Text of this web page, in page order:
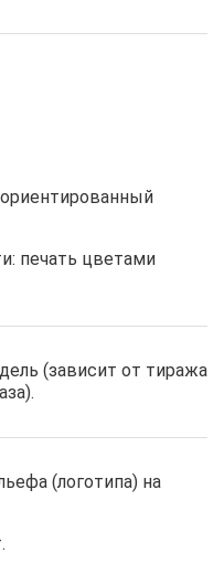
печать цветами
(зависит от тиража
(логотипа) на